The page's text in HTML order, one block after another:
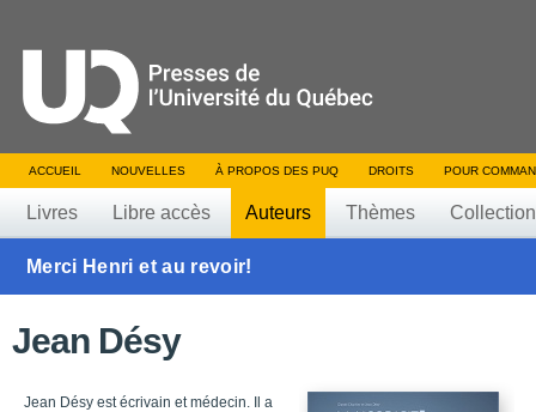
ACCUEIL NOUVELLES À PROPOS DES PUQ DROITS POUR
Livres Libre accès Auteurs Thèmes
Merci Henri et au revoir!
Jean Désy
Jean Désy est écrivain et médecin. Il a